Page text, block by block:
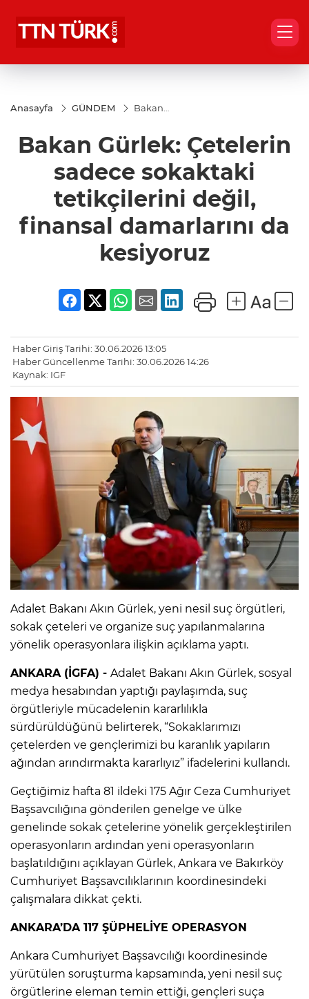
Anasayfa GÜNDEM
Bakan
sadece
sokaktaki
tetikçilerini
değil,
damarlarını
da
Bakan Gürlek: Çetelerin
sadece sokaktaki
tetikçilerini değil,
finansal damarlarını da
kesiyoruz
Haber Giriş Tarihi: 30.06.2026 13:05
Haber Güncellenme Tarihi: 30.06.2026 14:26
Kaynak: IGF
Adalet Bakanı Akın Gürlek, yeni nesil suç örgütleri,
sokak çeteleri ve organize suç yapılanmalarına
yönelik operasyonlara ilişkin açıklama yaptı.
ANKARA (İGFA) - Adalet Bakanı Akın Gürlek, sosyal
medya hesabından yaptığı paylaşımda, suç
örgütleriyle mücadelenin kararlılıkla
sürdürüldüğünü belirterek, “Sokaklarımızı
çetelerden ve gençlerimizi bu karanlık yapıların
ağından arındırmakta kararlıyız” ifadelerini kullandı.
Geçtiğimiz hafta 81 ildeki 175 Ağır Ceza Cumhuriyet
Başsavcılığına gönderilen genelge ve ülke
genelinde sokak çetelerine yönelik gerçekleştirilen
operasyonların ardından yeni operasyonların
başlatıldığını açıklayan Gürlek, Ankara ve Bakırköy
Cumhuriyet Başsavcılıklarının koordinesindeki
çalışmalara dikkat çekti.
ANKARA’DA 117 ŞÜPHELİYE OPERASYON
Ankara Cumhuriyet Başsavcılığı koordinesinde
yürütülen soruşturma kapsamında, yeni nesil suç
örgütlerine eleman temin ettiği, gençleri suça